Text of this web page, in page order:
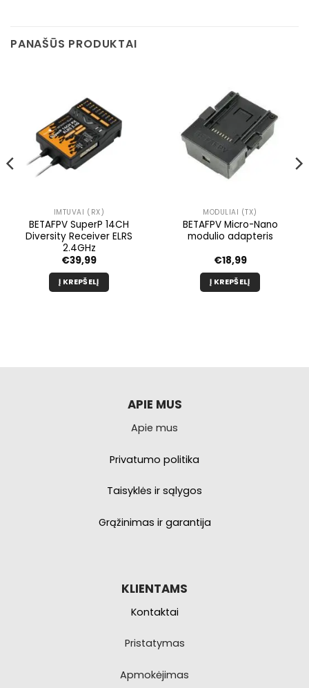
PANAŠŪS PRODUKTAI
IMTUVAI (RX)
BETAFPV SuperP 14CH
Diversity Receiver ELRS
2.4GHz
€39,99
Į KREPŠELĮ
MODULIAI (TX)
BETAFPV Micro-Nano
modulio adapteris
€18,99
Į KREPŠELĮ
APIE MUS
Apie mus
Privatumo politika
Taisyklės ir sąlygos
Grąžinimas ir garantija
KLIENTAMS
Kontaktai
Pristatymas
Apmokėjimas